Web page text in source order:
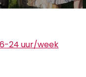
24 uur/week